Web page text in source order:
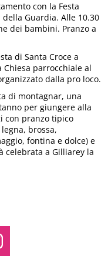
con la Festa
Guardia. Alle 10.30
dei bambini. Pranzo a
di Santa Croce a
parrocchiale al
dalla pro loco.
di montagnar, una
per giungere alla
con pranzo tipico
brossa,
fontina e dolce) e
celebrata a Gilliarey la